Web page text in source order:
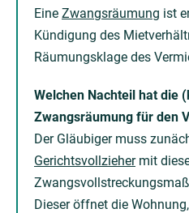
Eine Zwangsräumung ist
Kündigung des
Räumungsklage des
Welchen Nachteil hat die
Zwangsräumung für den
Der Gläubiger muss
Gerichtsvollziehermit
Dieser öffnet die